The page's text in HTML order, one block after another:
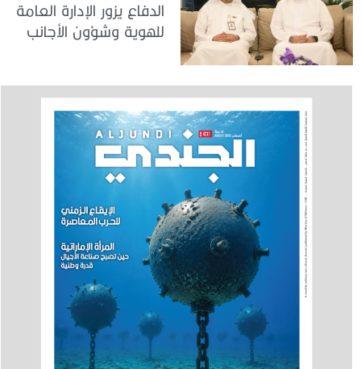
الدفاع يزور الإدارة العامة
للهوية وشؤون الأجانب